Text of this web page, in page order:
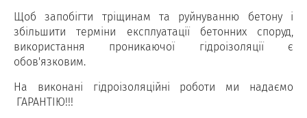
Щоб запобігти тріщинам та руйнуванню бетону і
збільшити терміни експлуатації бетонних споруд,
використання проникаючої гідроізоляції є
обов'язковим.
На виконані гідроізоляційні роботи ми надаємо
ГАРАНТІЮ!!!